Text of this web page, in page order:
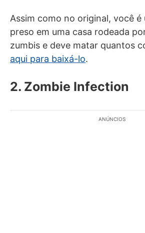
Assim como no original, você é
preso em uma casa rodeada
zumbis e deve matar quantos
aqui para baixá-lo.
2. Zombie Infection
ANÚNCIOS